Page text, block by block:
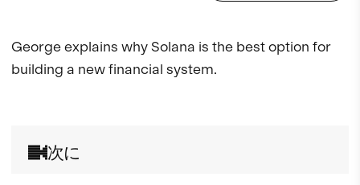
次に
George explains why Solana is the best option for
building a new financial system.